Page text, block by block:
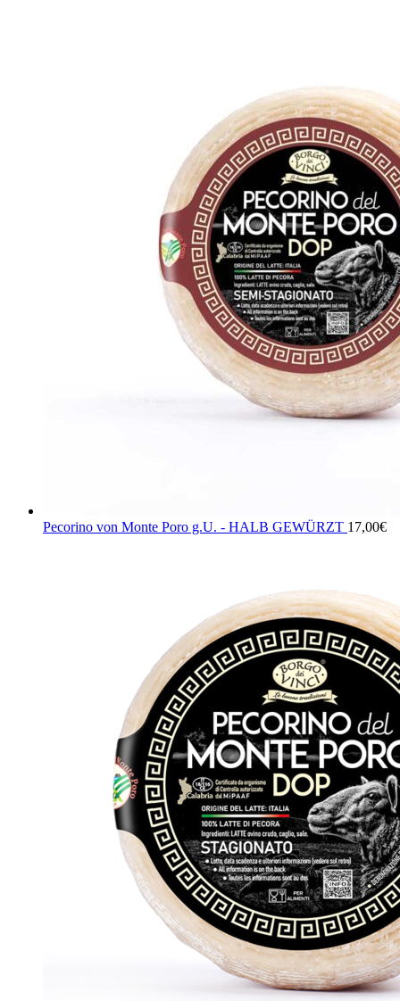
Pecorino von Monte Poro g.U. - HALB GEWÜRZT 17,00€